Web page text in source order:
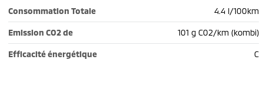
Consommation Totale 4.4 l/100km
Emission CO2 de 101 g C02/km (kombi)
Efficacité énergétique C